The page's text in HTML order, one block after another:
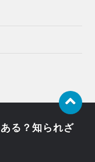
る？知られざ